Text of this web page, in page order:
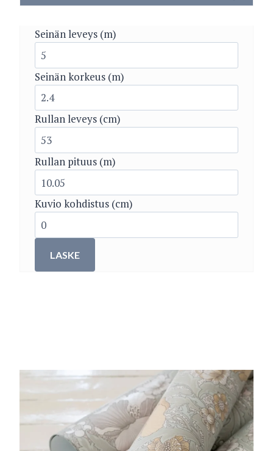
Seinän leveys (m)
Seinän korkeus (m)
Rullan leveys (cm)
Rullan pituus (m)
Kuvio kohdistus (cm)
LASKE